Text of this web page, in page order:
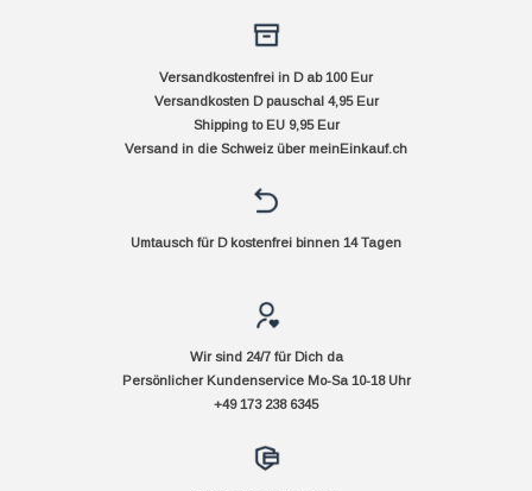
Versandkostenfrei in D ab 100 Eur
Versandkosten D pauschal 4,95 Eur
Shipping to EU 9,95 Eur
Versand in die Schweiz über meinEinkauf.ch
Umtausch für D kostenfrei binnen 14 Tagen
Wir sind 24/7 für Dich da
Persönlicher Kundenservice Mo-Sa 10-18 Uhr
+49 173 238 6345